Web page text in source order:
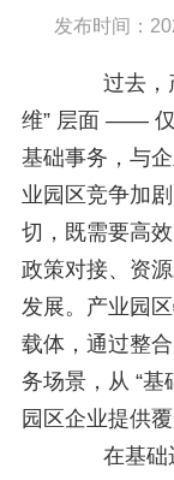
发布时间：
过去，产
维” 层面 —— 仅
基础事务，与
业园区竞争加
切，既需要高
政策对接、资
发展。产业园
载体，通过整
务场景，从 “基
园区企业提供
在基础运